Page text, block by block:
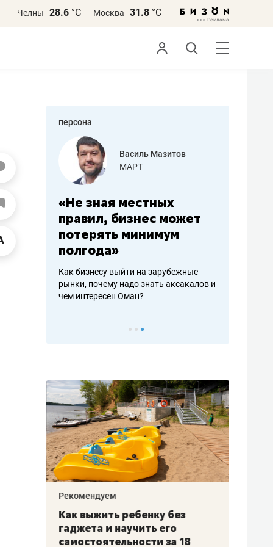
Челны 28.6 °С Москва 31.8 °С
персона
работа
Василь Мазитов
МАРТ
«Не зная местных
правил, бизнес может
потерять минимум
полгода»
Как бизнесу выйти на зарубежные
рынки, почему надо знать аксакалов и
чем интересен Оман?
–
Рекомендуем
Как выжить ребенку без
гаджета и научить его
самостоятельности за 18